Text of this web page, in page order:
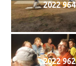
2022 964
2022 962